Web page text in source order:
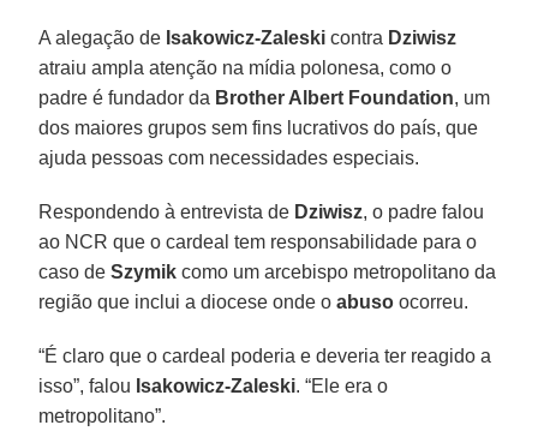
A alegação de Isakowicz-Zaleski contra Dziwisz
atraiu ampla atenção na mídia polonesa, como o
padre é fundador da Brother Albert Foundation, um
dos maiores grupos sem fins lucrativos do país, que
ajuda pessoas com necessidades especiais.
Respondendo à entrevista de Dziwisz, o padre falou
ao NCR que o cardeal tem responsabilidade para o
caso deSzymik como um arcebispo metropolitano da
região que inclui a diocese onde oabuso ocorreu.
“É claro que o cardeal poderia e deveria ter reagido a
isso”, falou Isakowicz-Zaleski. “Ele era o
metropolitano”.